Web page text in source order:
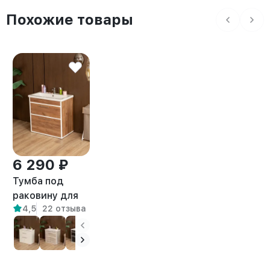
Похожие товары
6 290 ₽
Тумба под
раковину для
ванной лофт
Шимри белый/
амаретто
4,5 22 отзыва